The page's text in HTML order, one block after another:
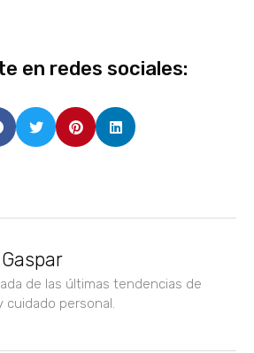
en redes sociales:
de las últimas tendencias de
cuidado personal.